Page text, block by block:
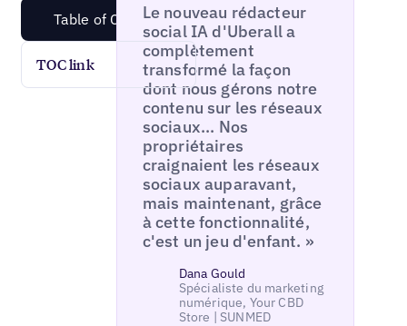
Table of Content
TOC link
Le nouveau rédacteur
social IA d'Uberall a
complètement
transformé la façon
dont nous gérons notre
contenu sur les réseaux
sociaux... Nos
propriétaires
craignaient les réseaux
sociaux auparavant,
mais maintenant, grâce
à cette fonctionnalité,
c'est un jeu d'enfant. »
Dana Gould
Spécialiste du marketing
numérique, Your CBD
Store | SUNMED